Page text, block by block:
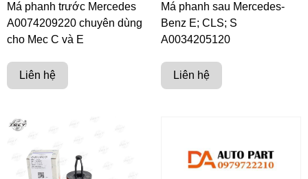
Má phanh trước Mercedes
A0074209220 chuyên dùng
cho Mec C và E
Liên hệ
Má phanh sau Mercedes-
Benz E; CLS; S
A0034205120
Liên hệ